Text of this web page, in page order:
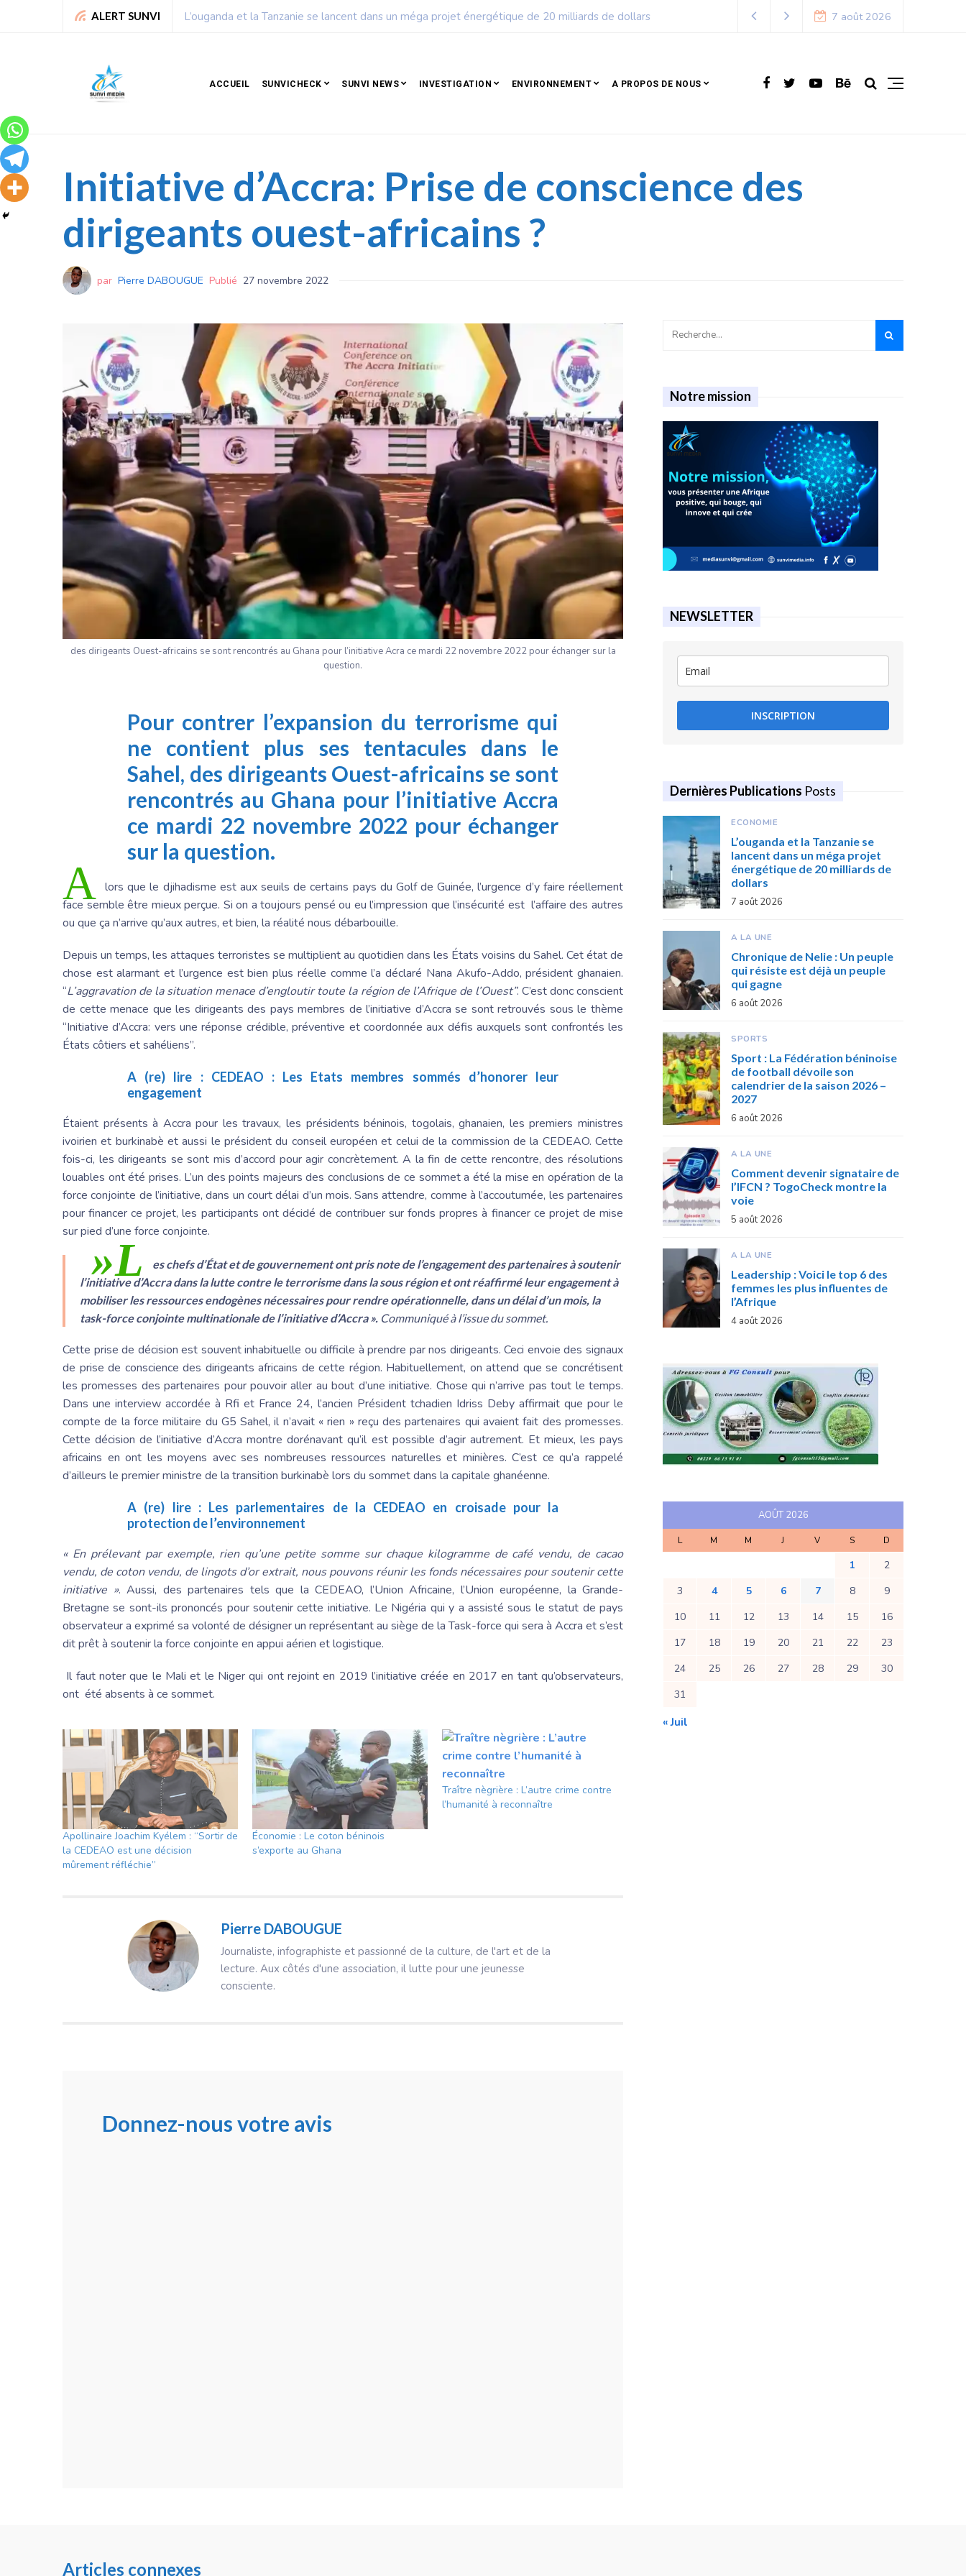
ALERT SUNVI Chronique de Nelie : Un peuple qui résiste est déjà un peuple qui gagne 7 août 2026
ACCUEIL SUNVICHECK SUNVI NEWS INVESTIGATION ENVIRONNEMENT A PROPOS DE NOUS
Initiative d’Accra: Prise de conscience des
dirigeants ouest-africains ?
par Pierre DABOUGUE Publié 27 novembre 2022
des dirigeants Ouest-africains se sont rencontrés au Ghana pour l’initiative Acra ce mardi 22 novembre 2022 pour échanger sur la
question.
Pour contrer l’expansion du terrorisme qui
ne contient plus ses tentacules dans le
Sahel, des dirigeants Ouest-africains se sont
rencontrés au Ghana pour l’initiative Accra
ce mardi 22 novembre 2022 pour échanger
sur la question.
A lors que le djihadisme est aux seuils de certains pays du Golf de Guinée, l’urgence d’y faire réellement
face semble être mieux perçue. Si on a toujours pensé ou eu l’impression que l’insécurité est l’affaire des autres
ou que ça n’arrive qu’aux autres, et bien, la réalité nous débarbouille.
Depuis un temps, les attaques terroristes se multiplient au quotidien dans les États voisins du Sahel. Cet état de
chose est alarmant et l’urgence est bien plus réelle comme l’a déclaré Nana Akufo-Addo, président ghanaien.
“L’aggravation de la situation menace d’engloutir toute la région de l’Afrique de l’Ouest”. C’est donc conscient
de cette menace que les dirigeants des pays membres de l’initiative d’Accra se sont retrouvés sous le thème
“Initiative d’Accra: vers une réponse crédible, préventive et coordonnée aux défis auxquels sont confrontés les
États côtiers et sahéliens”.
A (re) lire : CEDEAO : Les Etats membres sommés d’honorer leur
engagement
Étaient présents à Accra pour les travaux, les présidents béninois, togolais, ghanaien, les premiers ministres
ivoirien et burkinabè et aussi le président du conseil européen et celui de la commission de la CEDEAO. Cette
fois-ci, les dirigeants se sont mis d’accord pour agir concrètement. A la fin de cette rencontre, des résolutions
louables ont été prises. L’un des points majeurs des conclusions de ce sommet a été la mise en opération de la
force conjointe de l’initiative, dans un court délai d’un mois. Sans attendre, comme à l’accoutumée, les partenaires
pour financer ce projet, les participants ont décidé de contribuer sur fonds propres à financer ce projet de mise
sur pied d’une force conjointe.
»L
es chefs d’État et de gouvernement ont pris note de l’engagement des partenaires à soutenir
l’initiative d’Accra dans la lutte contre le terrorisme dans la sous région et ont réaffirmé leur engagement à
mobiliser les ressources endogènes nécessaires pour rendre opérationnelle, dans un délai d’un mois, la
task-force conjointe multinationale de l’initiative d’Accra ». Communiqué à l’issue du sommet.
Cette prise de décision est souvent inhabituelle ou difficile à prendre par nos dirigeants. Ceci envoie des signaux
de prise de conscience des dirigeants africains de cette région. Habituellement, on attend que se concrétisent
les promesses des partenaires pour pouvoir aller au bout d’une initiative. Chose qui n’arrive pas tout le temps.
Dans une interview accordée à Rfi et France 24, l’ancien Président tchadien Idriss Deby affirmait que pour le
compte de la force militaire du G5 Sahel, il n’avait « rien » reçu des partenaires qui avaient fait des promesses.
Cette décision de l’initiative d’Accra montre dorénavant qu’il est possible d’agir autrement. Et mieux, les pays
africains en ont les moyens avec ses nombreuses ressources naturelles et minières. C’est ce qu’a rappelé
d’ailleurs le premier ministre de la transition burkinabè lors du sommet dans la capitale ghanéenne.
A (re) lire : Les parlementaires de la CEDEAO en croisade pour la
protection de l’environnement
« En prélevant par exemple, rien qu’une petite somme sur chaque kilogramme de café vendu, de cacao
vendu, de coton vendu, de lingots d’or extrait, nous pouvons réunir les fonds nécessaires pour soutenir cette
initiative ». Aussi, des partenaires tels que la CEDEAO, l’Union Africaine, l’Union européenne, la Grande-
Bretagne se sont-ils prononcés pour soutenir cette initiative. Le Nigéria qui y a assisté sous le statut de pays
observateur a exprimé sa volonté de désigner un représentant au siège de la Task-force qui sera à Accra et s’est
dit prêt à soutenir la force conjointe en appui aérien et logistique.
Il faut noter que le Mali et le Niger qui ont rejoint en 2019 l’initiative créée en 2017 en tant qu’observateurs,
ont été absents à ce sommet.
Apollinaire Joachim Kyélem : “Sortir de
la CEDEAO est une décision
mûrement réfléchie”
Économie : Le coton béninois
s’exporte au Ghana
Traître nègrière : L’autre crime contre
l’humanité à reconnaître
Pierre DABOUGUE
Journaliste, infographiste et passionné de la culture, de l'art et de la
lecture. Aux côtés d'une association, il lutte pour une jeunesse
consciente.
Donnez-nous votre avis
Notre mission
NEWSLETTER
INSCRIPTION
Dernières Publications Posts
ECONOMIE
L’ouganda et la Tanzanie se
lancent dans un méga projet
énergétique de 20 milliards de
dollars
7 août 2026
A LA UNE
Chronique de Nelie : Un peuple
qui résiste est déjà un peuple
qui gagne
6 août 2026
SPORTS
Sport : La Fédération béninoise
de football dévoile son
calendrier de la saison 2026 –
2027
6 août 2026
A LA UNE
Comment devenir signataire de
l’IFCN ? TogoCheck montre la
voie
5 août 2026
A LA UNE
Leadership : Voici le top 6 des
femmes les plus influentes de
l’Afrique
4 août 2026
AOÛT 2026
L M M J V S D
1
2
3
4 5 6 7 8
9
10
11 12 13 14 15
16
17
18 19 20 21 22
23
24
25 26 27 28 29
30
31
« Juil
Articles connexes